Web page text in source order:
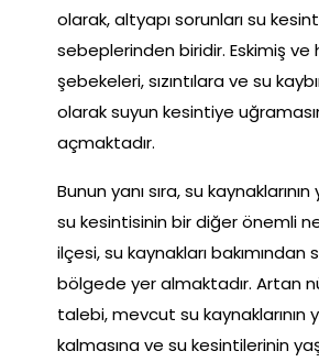
olarak, altyapı sorunları su
sebeplerinden biridir. Eskimiş ve
şebekeleri, sızıntılara ve su
olarak suyun kesintiye
açmaktadır.
Bunun yanı sıra, su
su kesintisinin bir diğer önemli
ilçesi, su kaynakları bakımından
bölgede yer almaktadır. Artan
talebi, mevcut su kaynaklarının
kalmasına ve su kesintilerinin